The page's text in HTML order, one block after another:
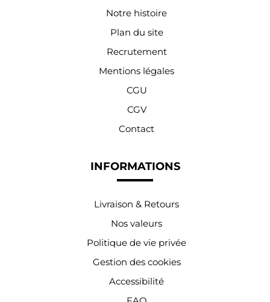
Notre histoire
Plan du site
Recrutement
Mentions légales
CGU
CGV
Contact
INFORMATIONS
Livraison & Retours
Nos valeurs
Politique de vie privée
Gestion des cookies
Accessibilité